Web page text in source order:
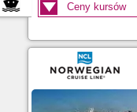
Ceny kursów